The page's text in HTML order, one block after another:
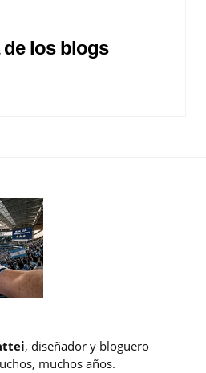
los blogs
, diseñador y bloguero
muchos años.